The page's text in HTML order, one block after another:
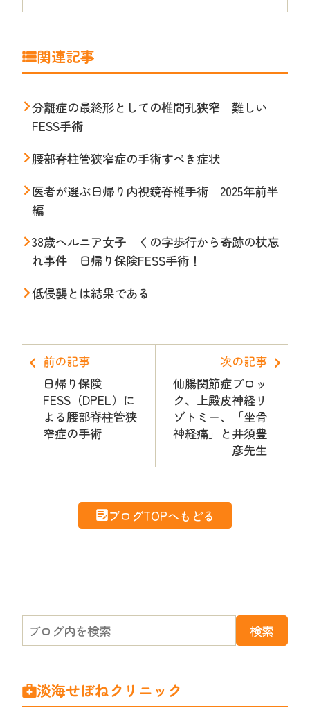
関連記事
分離症の最終形としての椎間孔狭窄 難しい
FESS手術
腰部脊柱管狭窄症の手術すべき症状
医者が選ぶ日帰り内視鏡脊椎手術 2025年前半
編
38歳ヘルニア女子 くの字歩行から奇跡の杖忘
れ事件 日帰り保険FESS手術！
低侵襲とは結果である
前の記事
日帰り保険
FESS（DPEL）に
よる腰部脊柱管狭
窄症の手術
次の記事
仙腸関節症ブロッ
ク、上殿皮神経リ
ゾトミー、「坐骨
神経痛」と井須豊
彦先生
ブログTOPへもどる
淡海せぼねクリニック